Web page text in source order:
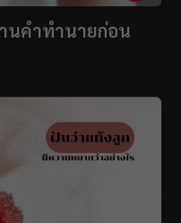
นคำทำนายก่อน